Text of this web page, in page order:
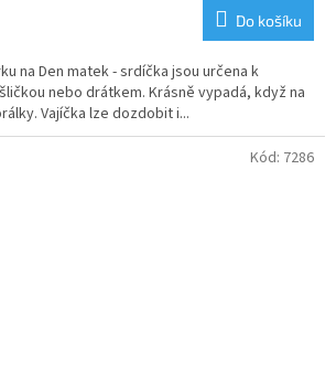
Do košíku
na Den matek - srdíčka jsou určena k
nebo drátkem. Krásně vypadá, když na
Vajíčka lze dozdobit i...
Kód: 7286